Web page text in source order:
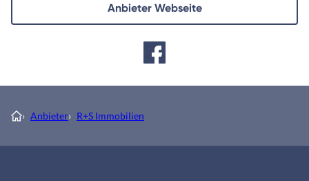
Anbieter Webseite
› Anbieter› R+S Immobilien